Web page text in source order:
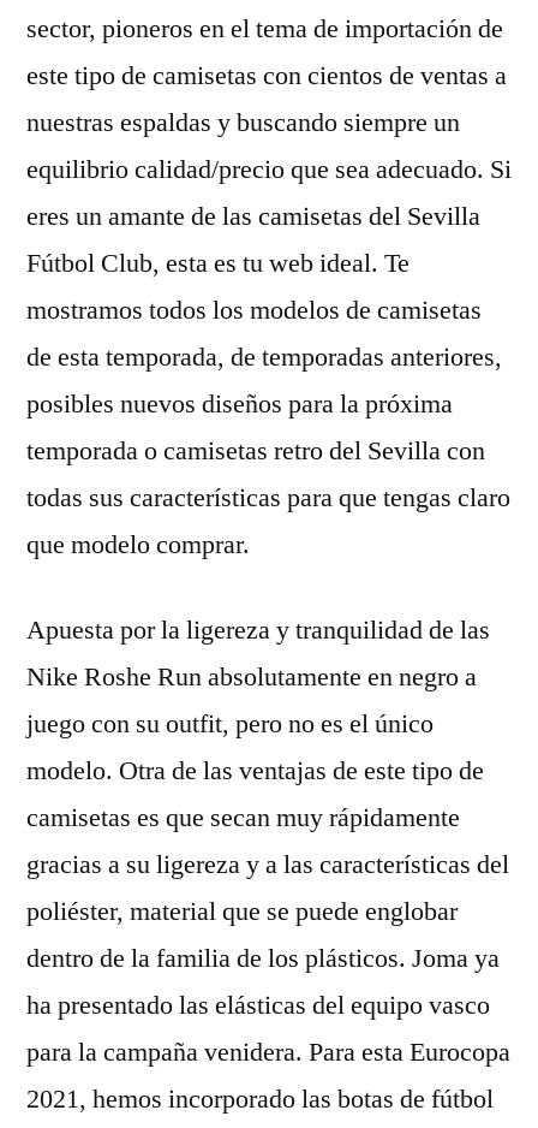
sector, pioneros en el tema de importación de
este tipo de camisetas con cientos de ventas a
nuestras espaldas y buscando siempre un
equilibrio calidad/precio que sea adecuado. Si
eres un amante de las camisetas del Sevilla
Fútbol Club, esta es tu web ideal. Te
mostramos todos los modelos de camisetas
de esta temporada, de temporadas anteriores,
posibles nuevos diseños para la próxima
temporada o camisetas retro del Sevilla con
todas sus características para que tengas claro
que modelo comprar.
Apuesta por la ligereza y tranquilidad de las
Nike Roshe Run absolutamente en negro a
juego con su outfit, pero no es el único
modelo. Otra de las ventajas de este tipo de
camisetas es que secan muy rápidamente
gracias a su ligereza y a las características del
poliéster, material que se puede englobar
dentro de la familia de los plásticos. Joma ya
ha presentado las elásticas del equipo vasco
para la campaña venidera. Para esta Eurocopa
2021, hemos incorporado las botas de fútbol